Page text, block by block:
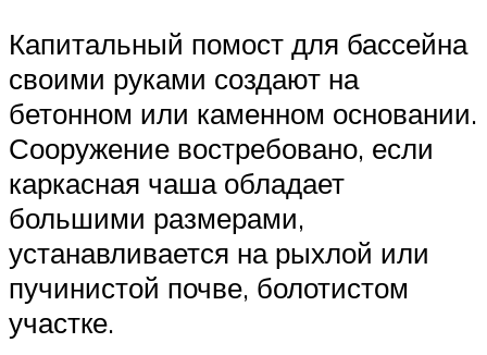
Капитальный помост для бассейна
своими руками создают на
бетонном или каменном основании.
Сооружение востребовано, если
каркасная чаша обладает
большими размерами,
устанавливается на рыхлой или
пучинистой почве, болотистом
участке.